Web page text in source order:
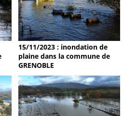
15/11/2023 : inondation de
plaine dans la commune de
GRENOBLE